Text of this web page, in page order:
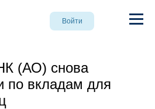
Войти
(АО) снова
по вкладам для